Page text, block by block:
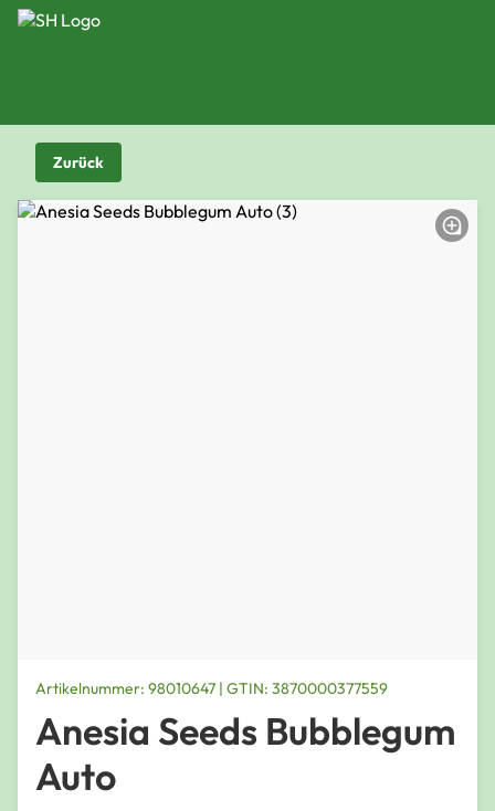
Zurück
Artikelnummer: 98010647 | GTIN: 3870000377559
Anesia Seeds Bubblegum
Auto